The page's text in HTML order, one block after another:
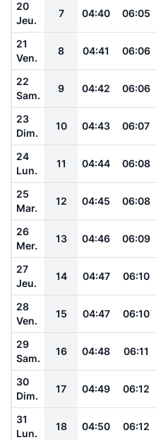
20
Jeu.
7 04:40 06:05
21
Ven.
8 04:41 06:06
22
Sam.
9 04:42 06:06
23
Dim.
10 04:43 06:07
24
Lun.
11 04:44 06:08
25
Mar.
12 04:45 06:08
26
Mer.
13 04:46 06:09
27
Jeu.
14 04:47 06:10
28
Ven.
15 04:47 06:10
29
Sam.
16 04:48 06:11
30
Dim.
17 04:49 06:12
31
Lun.
18 04:50 06:12